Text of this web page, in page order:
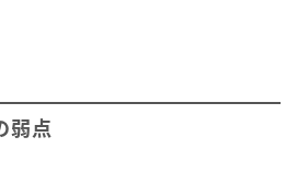
弱点